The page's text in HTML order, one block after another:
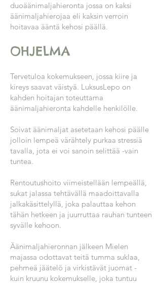
duoäänimaljahieronta jossa on kaksi
äänimaljahierojaa eli kaksin verroin
hoitavaa ääntä kehosi päällä.
OHJELMA
Tervetuloa kokemukseen, jossa kiire ja
kireys saavat väistyä. LuksusLepo on
kahden hoitajan toteuttama
äänimaljahieronta kahdelle henkilölle.
Soivat äänimaljat asetetaan kehosi päälle
jolloin lempeä värähtely purkaa stressiä
tavalla, jota ei voi sanoin selittää -vain
tuntea.
Rentoutushoito viimeistellään lempeällä,
sukat jalassa tehtävällä maadoittavalla
jalkakäsittelyllä, joka palauttaa kehon
tähän hetkeen ja juurruttaa rauhan tunteen
syvälle kehoon.
Äänimaljahieronnan jälkeen Mielen
majassa odottavat teitä tumma suklaa,
pehmeä jäätelö ja virkistävät juomat -
kuin kruunu kokemukselle, joka tuntuu